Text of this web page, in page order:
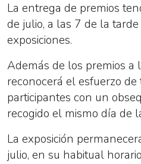
La entrega de premios
de julio, a las 7 de la
exposiciones.
Además de los premios a
reconocerá el esfuerzo
participantes con un
recogido el mismo día de
La exposición
julio, en su habitual